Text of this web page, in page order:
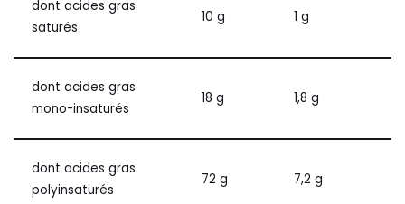
dont acides gras
saturés
10 g 1 g
dont acides gras
mono-insaturés
18 g 1,8 g
dont acides gras
polyinsaturés
72 g 7,2 g